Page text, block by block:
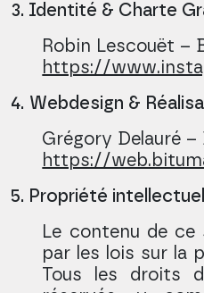
3. Identité & Charte
Robin Lescouët –
https://
4. Webdesign &
Grégory Delauré –
https://
5. Propriété
Le contenu de
par les lois sur la
Tous les droits